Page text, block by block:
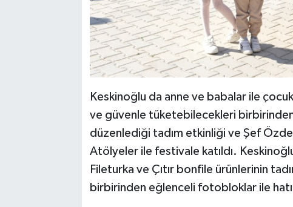
Keskinoğlu da anne ve babalar ile
ve güvenle tüketebilecekleri
düzenlediği tadım etkinliği ve Şef
Atölyeler ile festivale katıldı.
Fileturka ve Çıtır bonfile ürünlerinin
birbirinden eğlenceli fotobloklar ile